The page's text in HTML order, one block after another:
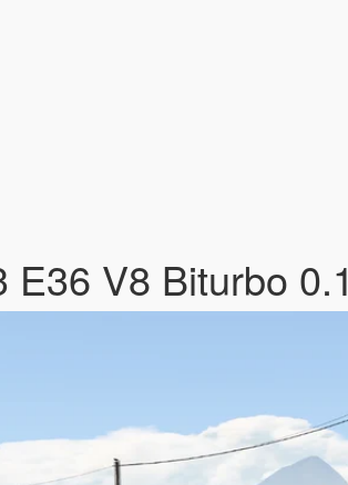
V8 Biturbo 0.1